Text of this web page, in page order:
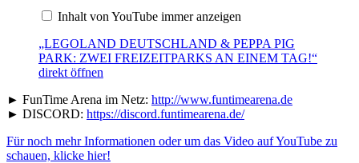
PARK:
FREIZEITPARKS
AN
EINEM
TAG!“
YouTube
anzeigen
Inhalt von YouTube immer anzeigen
„LEGOLAND DEUTSCHLAND & PEPPA PIG
PARK: ZWEI FREIZEITPARKS AN EINEM TAG!“
direkt öffnen
► FunTime Arena im Netz: http://www.funtimearena.de
► DISCORD: https://discord.funtimearena.de/
Für noch mehr Informationen oder um das Video auf YouTube zu
schauen, klicke hier!